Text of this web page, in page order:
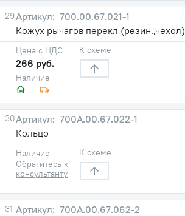
29
700.00.67.021-1
Кожух рычагов перекл (резин.,чехол)
Наличие
Цена с НДС
266 руб.
К схеме
30
700А.00.67.022-1
Кольцо
Наличие
Обратитесь к
консультанту
К схеме
31
700А.00.67.062-2